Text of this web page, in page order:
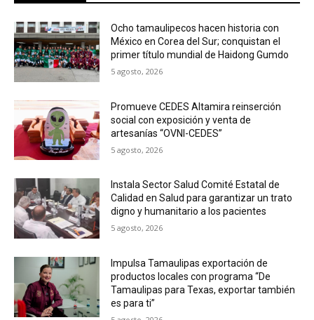
Ocho tamaulipecos hacen historia con
México en Corea del Sur; conquistan el
primer título mundial de Haidong Gumdo
5 agosto, 2026
Promueve CEDES Altamira reinserción
social con exposición y venta de
artesanías “OVNI-CEDES”
5 agosto, 2026
Instala Sector Salud Comité Estatal de
Calidad en Salud para garantizar un trato
digno y humanitario a los pacientes
5 agosto, 2026
Impulsa Tamaulipas exportación de
productos locales con programa “De
Tamaulipas para Texas, exportar también
es para ti”